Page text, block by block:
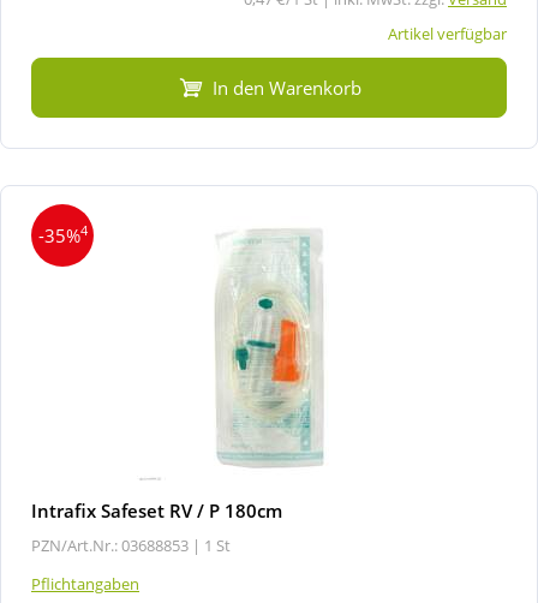
Artikel verfügbar
In den Warenkorb
-35%4
Intrafix Safeset RV / P 180cm
PZN/Art.Nr.: 03688853 | 1 St
Pflichtangaben